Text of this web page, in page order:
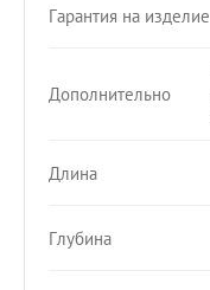
Гарантия на изделие
Дополнительно
Длина
Глубина